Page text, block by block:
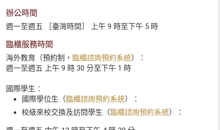
辦公時間
週一至週五 ［臺灣時間］ 上午 9 時至下午 5 時
臨櫃服務時間
海外教育（預約制， 臨櫃諮詢預約系統）：
週一至週五 上午 9 時 30 分至下午 1 時
國際學生：
國際學位生（臨櫃諮詢預約系統）：
校級來校交換及訪問學生（臨櫃諮詢預約系統）：